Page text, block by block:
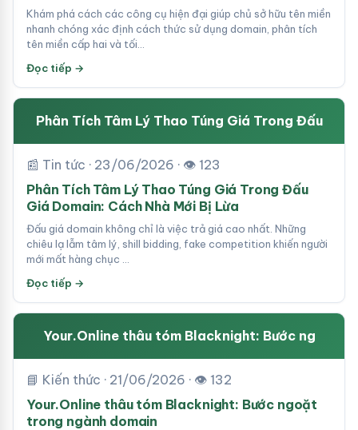
Khám phá cách các công cụ hiện đại giúp chủ sở hữu tên miền
nhanh chóng xác định cách thức sử dụng domain, phân tích
tên miền cấp hai và tối…
Đọc tiếp →
Phân Tích Tâm Lý Thao Túng Giá Trong Đấu
📰 Tin tức · 23/06/2026 · 👁 123
Phân Tích Tâm Lý Thao Túng Giá Trong Đấu
Giá Domain: Cách Nhà Mới Bị Lừa
Đấu giá domain không chỉ là việc trả giá cao nhất. Những
chiêu lạ lẫm tâm lý, shill bidding, fake competition khiến người
mới mất hàng chục …
Đọc tiếp →
Your.Online thâu tóm Blacknight: Bước ng
📘 Kiến thức · 21/06/2026 · 👁 132
Your.Online thâu tóm Blacknight: Bước ngoặt
trong ngành domain